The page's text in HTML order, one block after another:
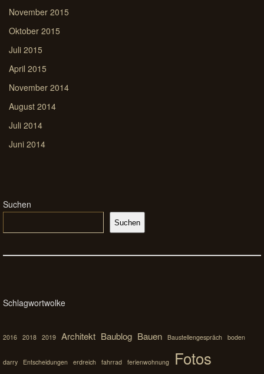
November 2015
Oktober 2015
Juli 2015
April 2015
November 2014
August 2014
Juli 2014
Juni 2014
Suchen
Suchen
Schlagwortwolke
2016 2018 2019 Architekt Baublog Bauen Baustellengespräch boden
darry Entscheidungen erdreich fahrrad ferienwohnung
Fotos